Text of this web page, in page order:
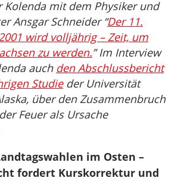
Kolenda mit dem Physiker und
Ansgar Schneider “Der 11.
wird volljährig – Zeit, um
zu werden.” Im Interview
auch den Abschlussbericht
Studieder Universität
über den Zusammenbruch
Feuer als Ursache
im Osten –
fordert Kurskorrektur und